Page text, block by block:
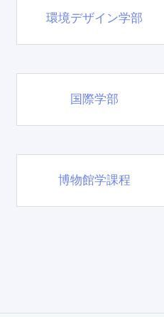
環境デザイン学部
国際学部
博物館学課程